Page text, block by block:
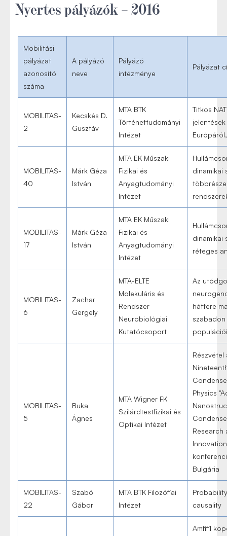
Nyertes pályázók – 2016
Mobilitási
pályázat
azonosító
száma
A pályázó
neve
Pályázó
intézménye
Pályázat
MOBILITAS-
2
Kecskés D.
Gusztáv
MTA BTK
Történettudományi
Intézet
Titkos
MOBILITAS-
40
Márk Géza
István
MTA EK Műszaki
Fizikai és
Anyagtudományi
Intézet
dinamikai
MOBILITAS-
17
Márk Géza
István
MTA EK Műszaki
Fizikai és
Anyagtudományi
Intézet
dinamikai
réteges
MOBILITAS-
6
Zachar
Gergely
MTA-ELTE
Molekuláris és
Rendszer
Neurobiológiai
Kutatócsoport
Az
háttere
MOBILITAS-
5
Buka
Ágnes
MTA Wigner FK
Szilárdtestfizikai és
Optikai Intézet
Részvétel
Physics
Research
Bulgária
MOBILITAS-
22
Szabó
Gábor
MTA BTK Filozófiai
Intézet
causality
Amfifil